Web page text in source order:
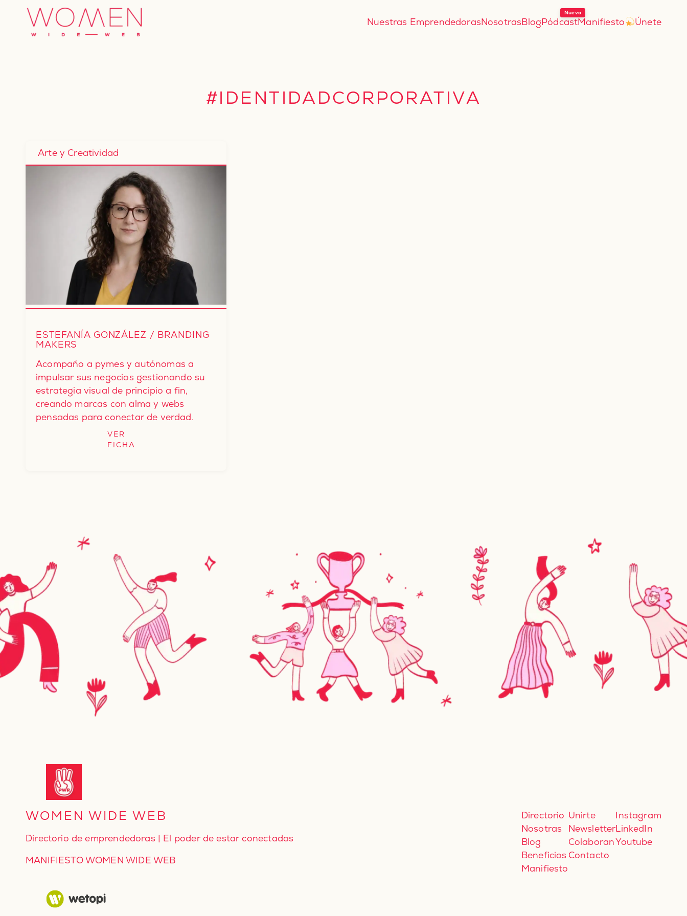
Saltar
contenido
Nuestras EmprendedorasNosotrasBlogPódcastManifiesto Únete
#IDENTIDADCORPORATIVA
Arte y Creatividad
ESTEFANÍA GONZÁLEZ / BRANDING
MAKERS
Acompaño a pymes y autónomas a
impulsar sus negocios gestionando su
estrategia visual de principio a fin,
creando marcas con alma y webs
pensadas para conectar de verdad.
VER
FICHA
WOMEN WIDE WEB
Directorio de emprendedoras | El poder de estar conectadas
MANIFIESTO WOMEN WIDE WEB
Directorio
Nosotras
Blog
Beneficios
Manifiesto
Unirte
Newsletter
Colaboran
Contacto
Instagram
LinkedIn
Youtube